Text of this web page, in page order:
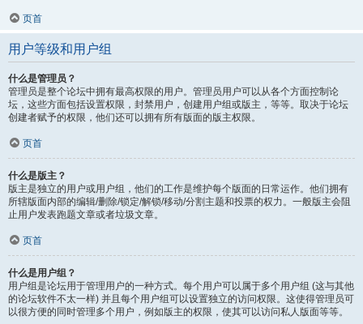
页首
用户等级和用户组
什么是管理员？
管理员是整个论坛中拥有最高权限的用户。管理员用户可以从各个方面控制论
坛，这些方面包括设置权限，封禁用户，创建用户组或版主，等等。取决于论坛
创建者赋予的权限，他们还可以拥有所有版面的版主权限。
页首
什么是版主？
版主是独立的用户或用户组，他们的工作是维护每个版面的日常运作。他们拥有
所辖版面内部的编辑/删除/锁定/解锁/移动/分割主题和投票的权力。一般版主会阻
止用户发表跑题文章或者垃圾文章。
页首
什么是用户组？
用户组是论坛用于管理用户的一种方式。每个用户可以属于多个用户组 (这与其他
的论坛软件不太一样) 并且每个用户组可以设置独立的访问权限。这使得管理员可
以很方便的同时管理多个用户，例如版主的权限，使其可以访问私人版面等等。